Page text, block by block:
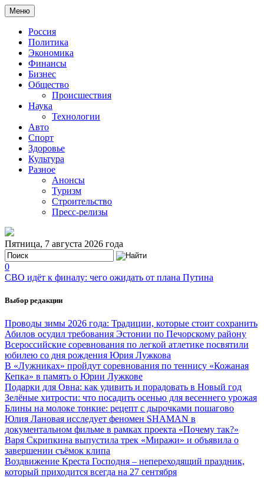
Меню
Россия
Политика
Экономика
Финансы
Бизнес
Общество
Происшествия
Наука
Технологии
Авто
Спорт
Здоровье
Культура
Разное
Анонсы
Туризм
Строительство
Пресс-релизы
Пятница, 7 августа 2026 года
0
СВО идёт к финалу: чего ожидать от плана Путина
Выбор редакции
Проводы зимы 2026 года: Традиции, которые стоит сохранить
Абилов осудил требования Эстонии по Печорскому району
Всероссийские соревнования по легкой атлетике посвятили
юбилею со дня рождения Юрия Лужкова
В «Лужниках» пройдут соревнования по теннису «Кожаная
Кепка» в память о Юрии Лужкове
Подарки для Овна: как удивить и порадовать в Новый год
Зелёные хитрости: что посадить осенью для весеннего урожая
Блины на молоке тонкие: рецепт с дырочками пошагово
Юлия Лановая исследует феномен SHAMAN в
документальном фильме в рамках проекта «Почему так?»
Варя Скрипкина выпустила трек «Миражи» и объявила о
завершении съёмок клипа
Воздвижение Креста Господня – непереходящий праздник,
который приходится всегда на 27 сентября